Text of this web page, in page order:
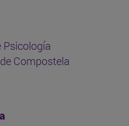
Psicología
Compostela